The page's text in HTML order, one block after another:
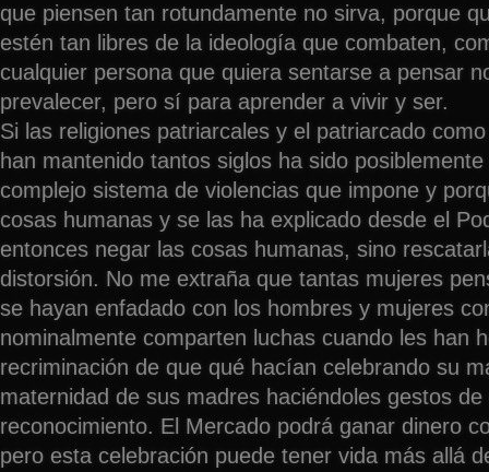
que piensen tan rotundamente no sirva, porque
estén tan libres de la ideología que combaten,
cualquier persona que quiera sentarse a pensar
prevalecer, pero sí para aprender a vivir y ser.
Si las religiones patriarcales y el patriarcado
han mantenido tantos siglos ha sido
complejo sistema de violencias que impone y
cosas humanas y se las ha explicado desde el
entonces negar las cosas humanas, sino
distorsión. No me extraña que tantas mujeres
se hayan enfadado con los hombres y mujeres
nominalmente comparten luchas cuando les han
recriminación de que qué hacían celebrando su
maternidad de sus madres haciéndoles gestos
reconocimiento. El Mercado podrá ganar dinero
pero esta celebración puede tener vida más allá